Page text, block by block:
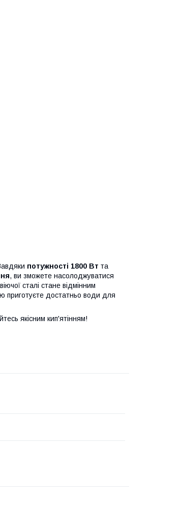
потужності 1800 Вт та
, ви зможете насолоджуватися
сталі стане відмінним
приготуєте достатньо води для
якісним кип'ятінням!